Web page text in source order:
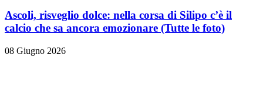
Ascoli, risveglio dolce: nella corsa di Silipo c’è il
calcio che sa ancora emozionare (Tutte le foto)
08 Giugno 2026